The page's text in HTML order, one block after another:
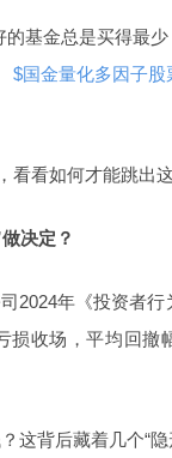
基金总是买得最
$国金量化多因子
看看如何才能跳出
决定？
2024年《投资者
损收场，平均回撤
这背后藏着几个“隐